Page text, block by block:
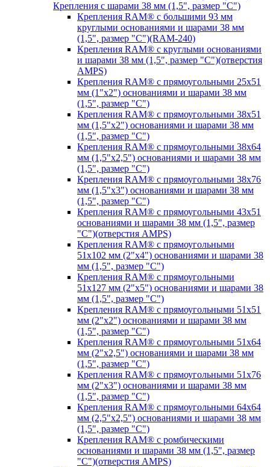
Крепления с шарами 38 мм (1,5", размер "C")
Крепления RAM® с большими 93 мм
круглыми основаниями и шарами 38 мм
(1,5", размер "C")(RAM-240)
Крепления RAM® с круглыми основаниями
и шарами 38 мм (1,5", размер "C")(отверстия
AMPS)
Крепления RAM® с прямоугольными 25х51
мм (1"х2") основаниями и шарами 38 мм
(1,5", размер "C")
Крепления RAM® с прямоугольными 38х51
мм (1,5"х2") основаниями и шарами 38 мм
(1,5", размер "C")
Крепления RAM® с прямоугольными 38х64
мм (1,5"х2,5") основаниями и шарами 38 мм
(1,5", размер "C")
Крепления RAM® с прямоугольными 38х76
мм (1,5"х3") основаниями и шарами 38 мм
(1,5", размер "C")
Крепления RAM® с прямоугольными 43х51
основаниями и шарами 38 мм (1,5", размер
"C")(отверстия AMPS)
Крепления RAM® с прямоугольными
51х102 мм (2"х4") основаниями и шарами 38
мм (1,5", размер "C")
Крепления RAM® с прямоугольными
51х127 мм (2"х5") основаниями и шарами 38
мм (1,5", размер "C")
Крепления RAM® с прямоугольными 51х51
мм (2"х2") основаниями и шарами 38 мм
(1,5", размер "C")
Крепления RAM® с прямоугольными 51х64
мм (2"х2,5") основаниями и шарами 38 мм
(1,5", размер "C")
Крепления RAM® с прямоугольными 51х76
мм (2"х3") основаниями и шарами 38 мм
(1,5", размер "C")
Крепления RAM® с прямоугольными 64х64
мм (2,5"х2,5") основаниями и шарами 38 мм
(1,5", размер "C")
Крепления RAM® с ромбическими
основаниями и шарами 38 мм (1,5", размер
"C")(отверстия AMPS)